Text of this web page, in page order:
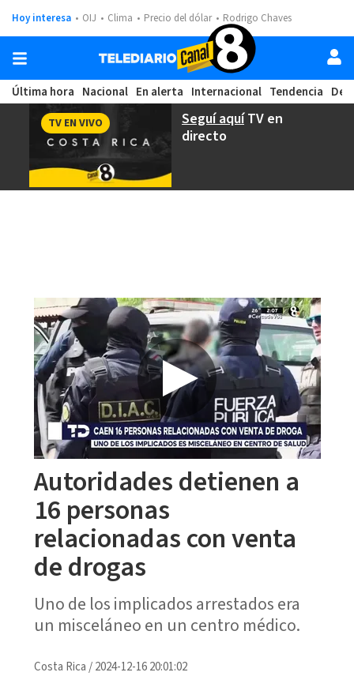
Hoy interesa OIJ Clima Precio del dólar Rodrigo Chaves
Última hora Nacional En alerta Internacional Tendencia
Seguí aquíTV en
directo
TV EN VIVO
Autoridades detienen a
16 personas
relacionadas con venta
de drogas
Uno de los implicados arrestados era
un misceláneo en un centro médico.
Costa Rica /2024-12-16 20:01:02